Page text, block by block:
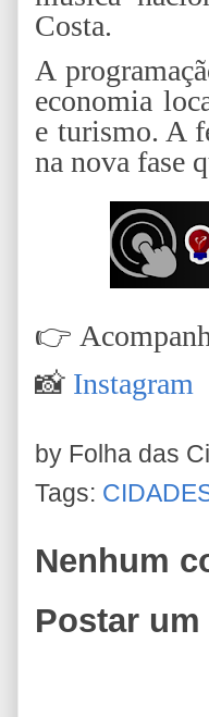
Costa.
A
economia
e turismo. A
na nova fase
👉
📸 Instagram
by Folha das
Tags:
Nenhum
Postar